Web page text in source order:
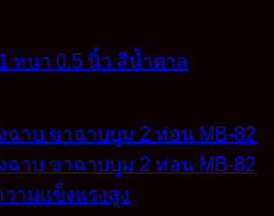
หนา 0.5 นิ้ว สีน้ำตาล